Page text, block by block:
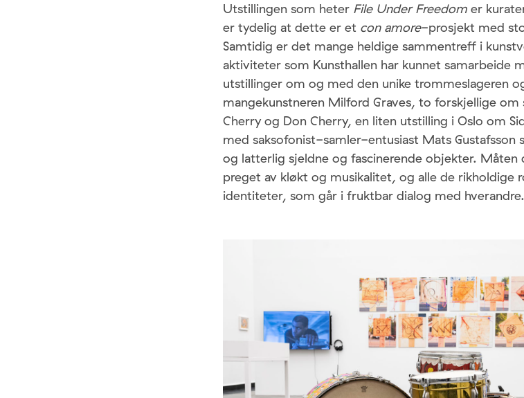
Utstillingen som heter File Under Freedom er
er tydelig at dette er et con amore-prosjekt med
Samtidig er det mange heldige sammentreff i
aktiviteter som Kunsthallen har kunnet samarbeide
utstillinger om og med den unike trommeslageren
mangekunstneren Milford Graves, to forskjellige
Cherry og Don Cherry, en liten utstilling i Oslo om
med saksofonist-samler-entusiast Mats
og latterlig sjeldne og fascinerende objekter.
preget av kløkt og musikalitet, og alle de rikholdige
identiteter, som går i fruktbar dialog med hverandre.